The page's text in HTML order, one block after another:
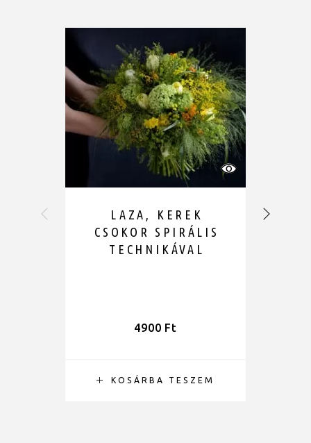
KOSÁRBA TESZEM
LAZA, KEREK
CSOKOR SPIRÁLIS
TECHNIKÁVAL
4900 Ft